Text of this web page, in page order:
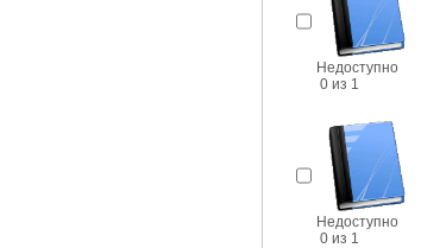
Недоступно
0 из 1
Недоступно
0 из 1